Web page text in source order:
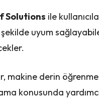
Solutions ile
uyum
derin
konusunda